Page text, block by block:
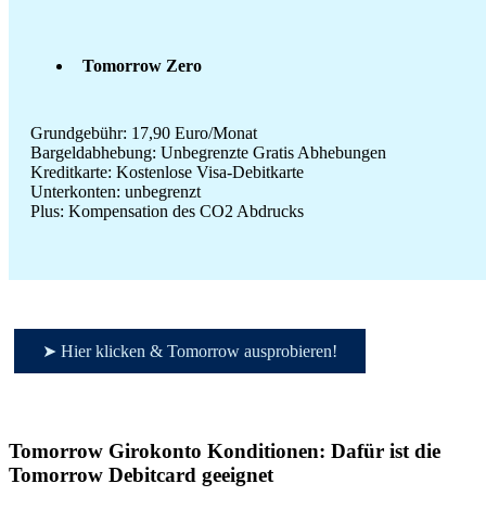
Tomorrow Zero
Grundgebühr: 17,90 Euro/Monat
Bargeldabhebung: Unbegrenzte Gratis Abhebungen
Kreditkarte: Kostenlose Visa-Debitkarte
Unterkonten: unbegrenzt
Plus: Kompensation des CO2 Abdrucks
➤ Hier klicken & Tomorrow ausprobieren!
Tomorrow Girokonto Konditionen: Dafür ist die
Tomorrow Debitcard geeignet